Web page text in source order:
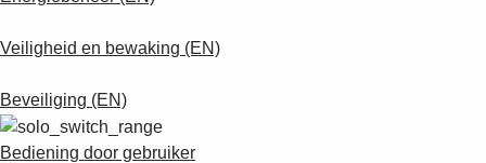
Veiligheid en bewaking (EN)
Beveiliging (EN)
Bediening door gebruiker